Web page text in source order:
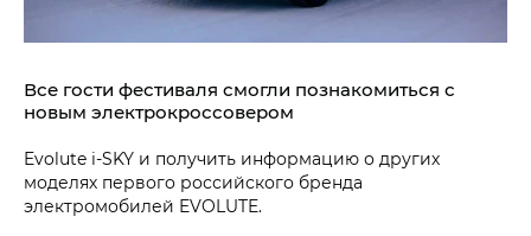
Все гости фестиваля смогли познакомиться с
новым электрокроссовером
Evolute i‑SKY и получить информацию о других
моделях первого российского бренда
электромобилей EVOLUTE.